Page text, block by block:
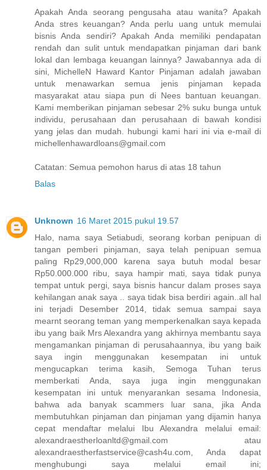
Apakah Anda seorang pengusaha atau wanita? Apakah
Anda stres keuangan? Anda perlu uang untuk memulai
bisnis Anda sendiri? Apakah Anda memiliki pendapatan
rendah dan sulit untuk mendapatkan pinjaman dari bank
lokal dan lembaga keuangan lainnya? Jawabannya ada di
sini, MichelleN Haward Kantor Pinjaman adalah jawaban
untuk menawarkan semua jenis pinjaman kepada
masyarakat atau siapa pun di Nees bantuan keuangan.
Kami memberikan pinjaman sebesar 2% suku bunga untuk
individu, perusahaan dan perusahaan di bawah kondisi
yang jelas dan mudah. hubungi kami hari ini via e-mail di
michellenhawardloans@gmail.com
Catatan: Semua pemohon harus di atas 18 tahun
Balas
Unknown 16 Maret 2015 pukul 19.57
Halo, nama saya Setiabudi, seorang korban penipuan di
tangan pemberi pinjaman, saya telah penipuan semua
paling Rp29,000,000 karena saya butuh modal besar
Rp50.000.000 ribu, saya hampir mati, saya tidak punya
tempat untuk pergi, saya bisnis hancur dalam proses saya
kehilangan anak saya .. saya tidak bisa berdiri again..all hal
ini terjadi Desember 2014, tidak semua sampai saya
mearnt seorang teman yang memperkenalkan saya kepada
ibu yang baik Mrs Alexandra yang akhirnya membantu saya
mengamankan pinjaman di perusahaannya, ibu yang baik
saya ingin menggunakan kesempatan ini untuk
mengucapkan terima kasih, Semoga Tuhan terus
memberkati Anda, saya juga ingin menggunakan
kesempatan ini untuk menyarankan sesama Indonesia,
bahwa ada banyak scammers luar sana, jika Anda
membutuhkan pinjaman dan pinjaman yang dijamin hanya
cepat mendaftar melalui Ibu Alexandra melalui email:
alexandraestherloanltd@gmail.com atau
alexandraestherfastservice@cash4u.com, Anda dapat
menghubungi saya melalui email ini;